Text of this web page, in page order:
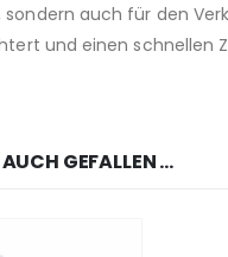
auch für den
und einen schnellen
GEFALLEN …